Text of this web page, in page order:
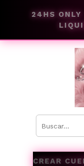
24HS
CREAR